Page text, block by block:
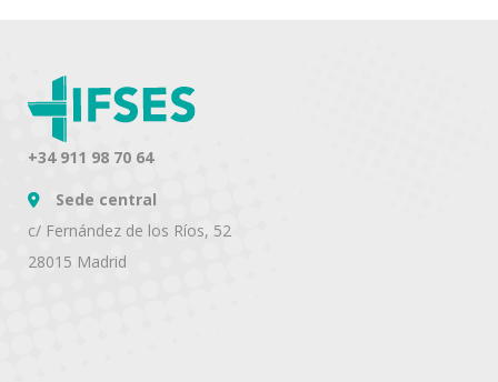
+34 911 98 70 64
Sede central
c/ Fernández de los Ríos, 52
28015 Madrid